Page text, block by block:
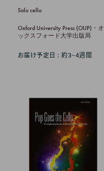
価
格
Solo cello
Oxford University Press (OUP)・オ
ックスフォード大学出版局
お届け予定日 : 約3~4週間